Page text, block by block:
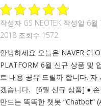
작성자 GS NEOTEK 작성일 6월
2018 조회수 1572
안녕하세요 오늘은 NAVER
PLATFORM 6월 신규 상품 및
트 내용 공유 드릴까 합니다. 자
겠습니다. [6월 신규 상품] ● 손
만드는 똑똑한 챗봇 “Chatbot”